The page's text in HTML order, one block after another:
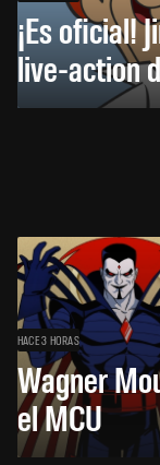
¡Es oficial!
live-action
HACE 3 HORAS
Wagner
el MCU